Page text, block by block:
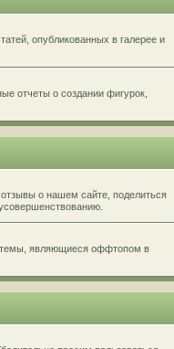
опубликованных в галерее и
отчеты о создании фигурок,
о нашем сайте, поделиться
темы, являющиеся оффтопом в